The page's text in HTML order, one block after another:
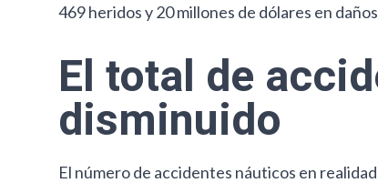
469 heridos y 20 millones de dólares en
El total de
disminuido
El número de accidentes náuticos en